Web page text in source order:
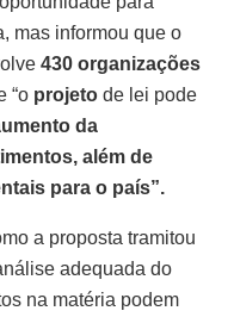
mas informou que o
430 organizações
“o projeto de lei pode
da
além de
para o país”.
a proposta tramitou
adequada do
na matéria podem